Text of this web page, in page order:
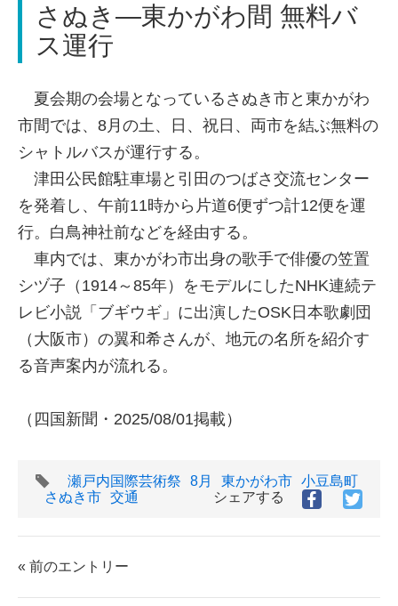
さぬき―東かがわ間 無料バ
ス運行
夏会期の会場となっているさぬき市と東かがわ
市間では、8月の土、日、祝日、両市を結ぶ無料の
シャトルバスが運行する。
津田公民館駐車場と引田のつばさ交流センター
を発着し、午前11時から片道6便ずつ計12便を運
行。白鳥神社前などを経由する。
車内では、東かがわ市出身の歌手で俳優の笠置
シヅ子（1914～85年）をモデルにしたNHK連続テ
レビ小説「ブギウギ」に出演したOSK日本歌劇団
（大阪市）の翼和希さんが、地元の名所を紹介す
る音声案内が流れる。
（四国新聞・2025/08/01掲載）
タ
グ
瀬戸内国際芸術祭 8月 東かがわ市 小豆島町
さぬき市 交通 シェアする
Facebook
シ
す
シ
す
« 前のエントリー